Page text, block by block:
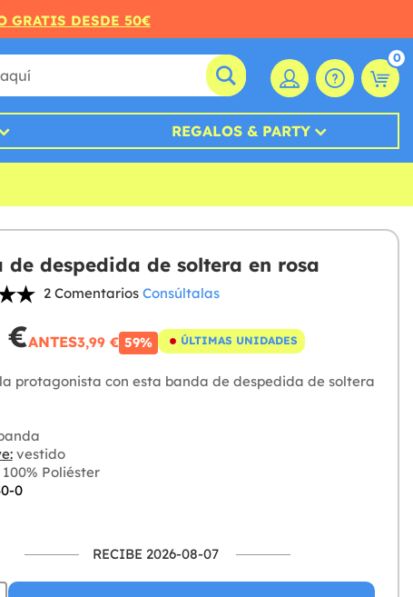
GRATIS DESDE 50€
0
REGALOS & PARTY
de despedida de soltera en rosa
2 Comentarios Consúltalas
€ANTES3,99 € 59% ÚLTIMAS UNIDADES
protagonista con esta banda de despedida de soltera
vestido
Poliéster
0
RECIBE 2026-08-07